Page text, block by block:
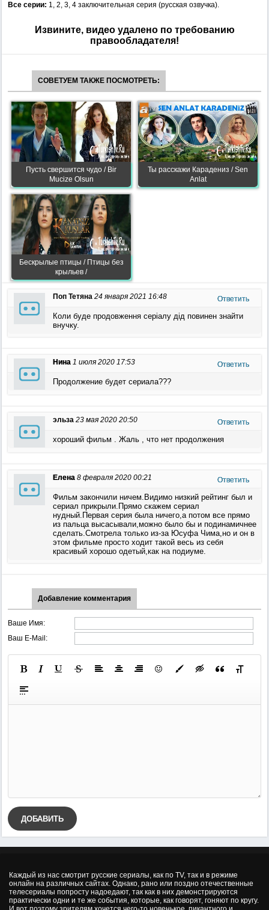
Все серии: 1, 2, 3, 4 заключительная серия (русская озвучка).
Извините, видео удалено по требованию
правообладателя!
СОВЕТУЕМ ТАКЖЕ ПОСМОТРЕТЬ:
Пусть свершится чудо / Bir
Mucize Olsun
Ты расскажи Карадениз / Sen
Anlat
Бескрылые птицы / Птицы без
крыльев /
Поп Тетяна 24 января 2021 16:48 Ответить
Коли буде продовження серіалу дід повинен знайти
внучку.
Нина 1 июля 2020 17:53 Ответить
Продолжение будет сериала???
эльза 23 мая 2020 20:50 Ответить
хороший фильм . Жаль , что нет продолжения
Елена 8 февраля 2020 00:21 Ответить
Фильм закончили ничем.Видимо низкий рейтинг был и
сериал прикрыли.Прямо скажем сериал
нудный.Первая серия была ничего,а потом все прямо
из пальца высасывали,можно было бы и подинамичнее
сделать.Смотрела только из-за Юсуфа Чима,но и он в
этом фильме просто ходит такой весь из себя
красивый хорошо одетый,как на подиуме.
Добавление комментария
Ваше Имя:
Ваш E-Mail:
ДОБАВИТЬ
Каждый из нас смотрит русские сериалы, как по TV, так и в режиме
онлайн на различных сайтах. Однако, рано или поздно отечественные
телесериалы попросту надоедают, так как в них демонстрируются
практически одни и те же события, которые, как говорят, гоняют по кругу.